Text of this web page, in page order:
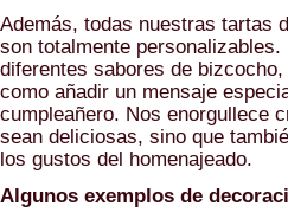
Además, todas nuestras tartas
son totalmente
diferentes sabores de
como añadir un mensaje
cumpleañero. Nos enorgullece
sean deliciosas, sino que
los gustos del homenajeado.
Algunos exemplos de